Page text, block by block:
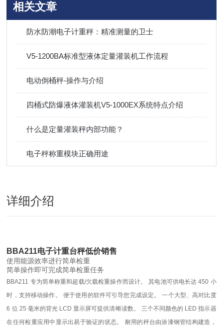
相关文章
防水防潮电子计重秤：精准测量的卫士
V5-1200BA标准型液体定量灌装机工作流程
电动倒桶秤-操作与介绍
四桶式防爆液体灌装机V5-1000EX系统特点介绍
什么是定量灌装秤内部功能？
电子秤称重模块正确用途
详细介绍
BBA211电子计重台秤低价销售
使用能源效率进行简单检重
简单操作即可完成简单检重任务
BBA211 专为简单称重和超载/欠载检重操作而设计。 其电池可供电长达 450 小
时，支持移动操作。
便于使用的软件可引导您完成设定。
一个大型、高对比度
6 位 25 毫米的背光 LCD 显示屏可提供清晰读数。 三个不同颜色的 LED指示器
在任何检重应用中显示出易于验证的状态。
耐用的秤台由涂漆钢管结构建造，